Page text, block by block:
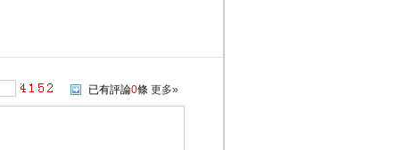
已有評論0條 更多»